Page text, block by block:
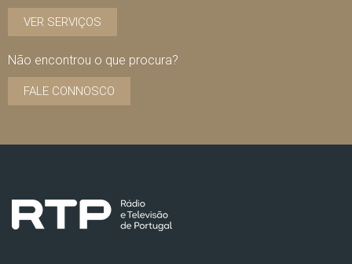
VER SERVIÇOS
Não encontrou o que procura?
FALE CONNOSCO